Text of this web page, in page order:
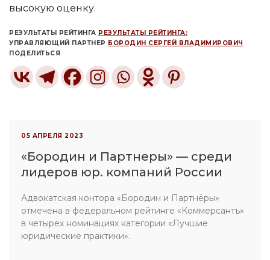
высокую оценку.
РЕЗУЛЬТАТЫ РЕЙТИНГА РЕЗУЛЬТАТЫ РЕЙТИНГА:
УПРАВЛЯЮЩИЙ ПАРТНЕР БОРОДИН СЕРГЕЙ ВЛАДИМИРОВИЧ
ПОДЕЛИТЬСЯ
05 АПРЕЛЯ 2023
«Бородин и Партнеры» — среди
лидеров юр. компаний России
Адвокатская контора «Бородин и Партнёры»
отмечена в федеральном рейтинге «Коммерсантъ»
в четырех номинациях категории «Лучшие
юридические практики».
Как к Вам можно обращаться
Номер телефона
Электронная почта
Сообщение
Номер телефона
Электронная почта
Выберите файл